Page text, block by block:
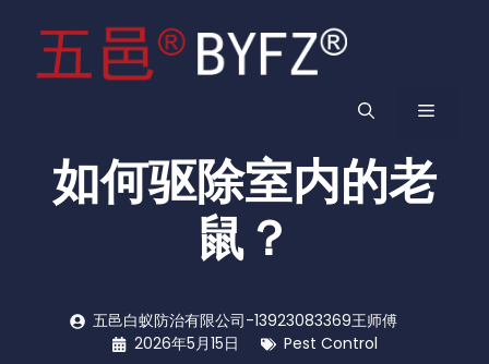
菜
如何驱除室内的老
鼠？
五邑白蚁防治有限公司-13923083369王师傅
2026年5月15日
Pest Control